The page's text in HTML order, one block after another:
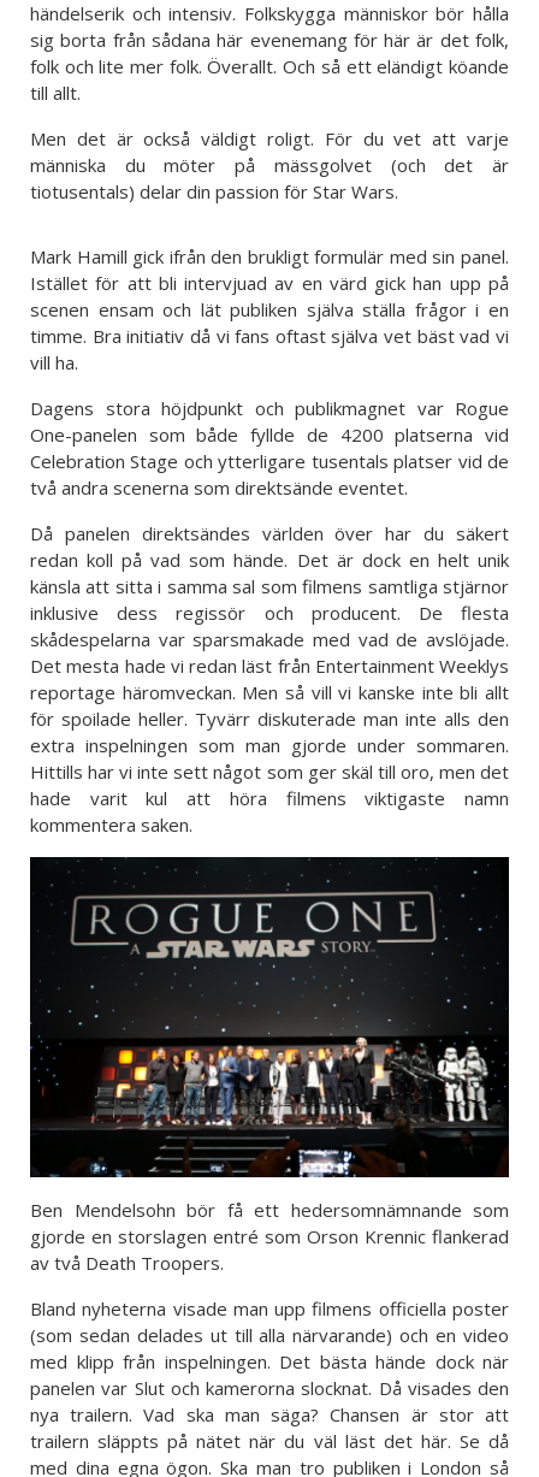
händelserik och intensiv. Folkskygga människor bör hålla
sig borta från sådana här evenemang för här är det folk,
folk och lite mer folk. Överallt. Och så ett eländigt köande
till allt.
Men det är också väldigt roligt. För du vet att varje
människa du möter på mässgolvet (och det är
tiotusentals) delar din passion för Star Wars.
Mark Hamill gick ifrån den brukligt formulär med sin panel.
Istället för att bli intervjuad av en värd gick han upp på
scenen ensam och lät publiken själva ställa frågor i en
timme. Bra initiativ då vi fans oftast själva vet bäst vad vi
vill ha.
Dagens stora höjdpunkt och publikmagnet var Rogue
One-panelen som både fyllde de 4200 platserna vid
Celebration Stage och ytterligare tusentals platser vid de
två andra scenerna som direktsände eventet.
Då panelen direktsändes världen över har du säkert
redan koll på vad som hände. Det är dock en helt unik
känsla att sitta i samma sal som filmens samtliga stjärnor
inklusive dess regissör och producent. De flesta
skådespelarna var sparsmakade med vad de avslöjade.
Det mesta hade vi redan läst från Entertainment Weeklys
reportage häromveckan. Men så vill vi kanske inte bli allt
för spoilade heller. Tyvärr diskuterade man inte alls den
extra inspelningen som man gjorde under sommaren.
Hittills har vi inte sett något som ger skäl till oro, men det
hade varit kul att höra filmens viktigaste namn
kommentera saken.
Ben Mendelsohn bör få ett hedersomnämnande som
gjorde en storslagen entré som Orson Krennic flankerad
av två Death Troopers.
Bland nyheterna visade man upp filmens officiella poster
(som sedan delades ut till alla närvarande) och en video
med klipp från inspelningen. Det bästa hände dock när
panelen var Slut och kamerorna slocknat. Då visades den
nya trailern. Vad ska man säga? Chansen är stor att
trailern släppts på nätet när du väl läst det här. Se då
med dina egna ögon. Ska man tro publiken i London så